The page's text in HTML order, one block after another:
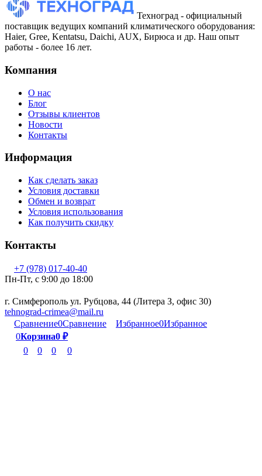
Техноград - официальный
поставщик ведущих компаний климатического оборудования:
Haier, Gree, Kentatsu, Daichi, AUX, Бирюса и др. Наш опыт
работы - более 16 лет.
Компания
О нас
Блог
Отзывы клиентов
Новости
Контакты
Информация
Как сделать заказ
Условия доставки
Обмен и возврат
Условия использования
Как получить скидку
Контакты
+7 (978) 017-40-40
Пн-Пт, c 9:00 до 18:00
г. Симферополь ул. Рубцова, 44 (Литера З, офис 30)
tehnograd-crimea@mail.ru
Сравнение0Сравнение Избранное0Избранное
0Корзина0 ₽
0
0 0 0